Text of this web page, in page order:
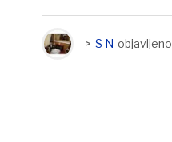
> S N objavljeno